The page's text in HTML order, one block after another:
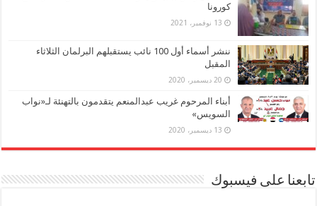
كورونا
13 نوفمبر، 2021
ننشر أسماء أول 100 نائب يستقبلهم البرلمان الثلاثاء
المقبل
20 ديسمبر، 2020
أبناء المرحوم غريب عبدالمنعم يتقدمون بالتهنئة لـ«نواب
السويس»
13 ديسمبر، 2020
تابعنا على فيسبوك